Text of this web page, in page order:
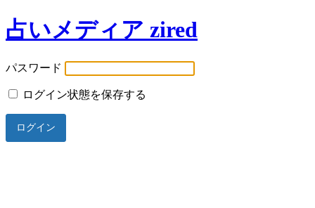
占いメディア zired
パスワード
ログイン状態を保存する